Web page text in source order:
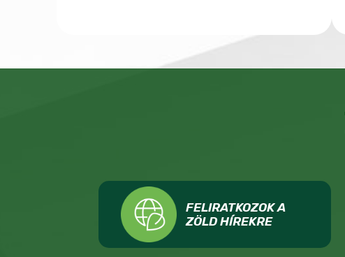
FELIRATKOZOK A
ZÖLD HÍREKRE